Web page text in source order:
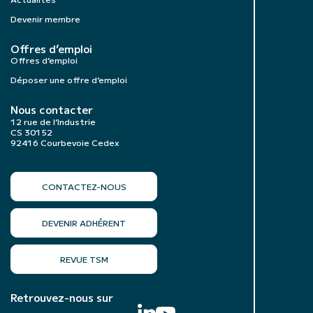
Devenir membre
Offres d’emploi
Offres d’emploi
Déposer une offre d’emploi
Nous contacter
12 rue de l’Industrie
CS 30152
92416 Courbevoie Cedex
CONTACTEZ-NOUS
DEVENIR ADHÉRENT
REVUE TSM
Retrouvez-nous sur